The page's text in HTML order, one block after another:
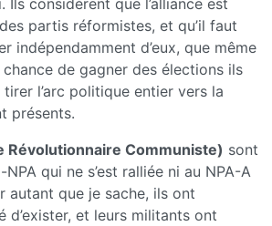
considèrent que l’alliance est
partis réformistes, et qu’il faut
indépendamment d’eux, que même
chance de gagner des élections ils
l’arc politique entier vers la
présents.
Révolutionnaire Communiste) sont
NPA qui ne s’est ralliée ni au NPA-A
autant que je sache, ils ont
d’exister, et leurs militants ont